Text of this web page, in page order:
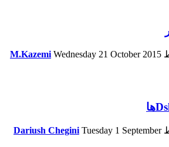
M.Kazemi Wednesday 21 October 2015
Dariush Chegini Tuesday 1 September